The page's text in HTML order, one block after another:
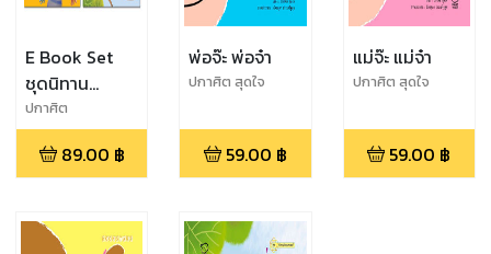
E Book Set
ชุดนิทาน
วิทยาศาสตร์
ปกาศิต
สุดใจ,ศรายุทธ
เนียมประยูร
89.00 ฿
พ่อจ๊ะ พ่อจ๋า
ปกาศิต สุดใจ
59.00 ฿
แม่จ๊ะ แม่จ๋า
ปกาศิต สุดใจ
59.00 ฿